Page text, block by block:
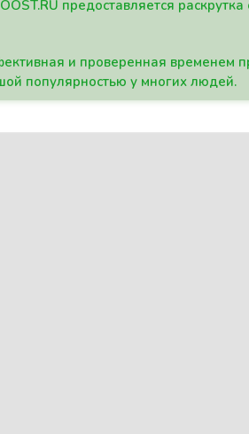
предоставляется
и проверенная временем
популярностью у многих людей.